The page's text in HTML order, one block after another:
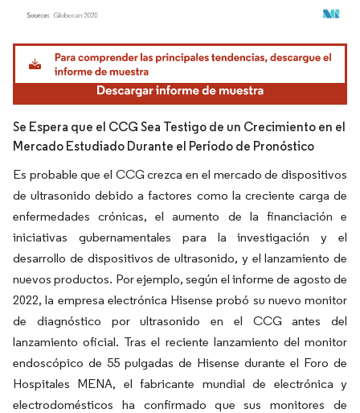
Imagen © Mordor Intelligence. El uso requiere atribución según CC BY 4.0.
Se Espera que el CCG Sea Testigo de un Crecimiento en el
Mercado Estudiado Durante el Período de Pronóstico
Es probable que el CCG crezca en el mercado de dispositivos
de ultrasonido debido a factores como la creciente carga de
enfermedades crónicas, el aumento de la financiación e
iniciativas gubernamentales para la investigación y el
desarrollo de dispositivos de ultrasonido, y el lanzamiento de
nuevos productos. Por ejemplo, según el informe de agosto de
2022, la empresa electrónica Hisense probó su nuevo monitor
de diagnóstico por ultrasonido en el CCG antes del
lanzamiento oficial. Tras el reciente lanzamiento del monitor
endoscópico de 55 pulgadas de Hisense durante el Foro de
Hospitales MENA, el fabricante mundial de electrónica y
electrodomésticos ha confirmado que sus monitores de